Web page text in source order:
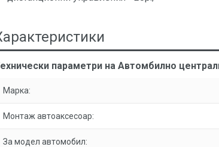
параметри на Автомбилно
Марка:
Монтаж автоаксесоар:
За модел автомобил: